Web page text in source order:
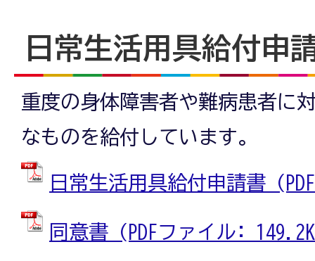
日常生活用具給付申
重度の身体障害者や難病患者に
なものを給付しています。
日常生活用具給付申請書
同意書 (PDFファイル: